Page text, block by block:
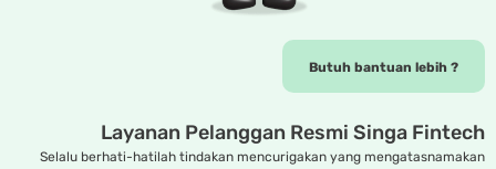
Butuh bantuan lebih ?
Layanan Pelanggan Resmi Singa Fintech
Selalu berhati-hatilah tindakan mencurigakan yang mengatasnamakan